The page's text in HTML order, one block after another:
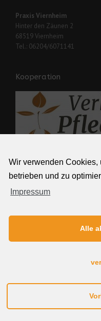
Wir verwenden Cookies,
betrieben und zu
Impressum
Alle
Praxis Viernheim
Hinter den Zäunen 2
68519 Viernheim
Tel.: 06204/6071141
Kooperation
Weitere Links
Kontakt
© Copyright